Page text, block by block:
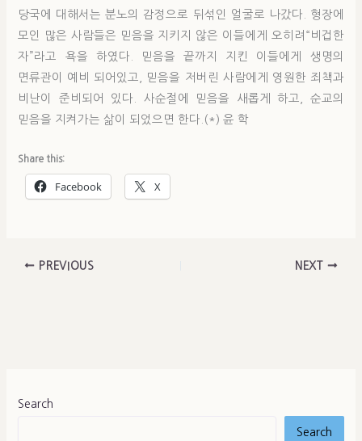
당국에 대해서는 분노의 감정으로 뒤섞인 얼굴로 나갔다. 형장에
모인 많은 사람들은 믿음을 지키지 않은 이들에게 오히려“비겁한
자”라고 욕을 하였다. 믿음을 끝까지 지킨 이들에게 생명의
면류관이 예비 되어있고, 믿음을 저버린 사람에게 영원한 죄책과
비난이 준비되어 있다. 사순절에 믿음을 새롭게 하고, 순교의
믿음을 지켜가는 삶이 되었으면 한다.(*) 윤 학
Share this:
Facebook X
PREVIOUS NEXT
Search
Search